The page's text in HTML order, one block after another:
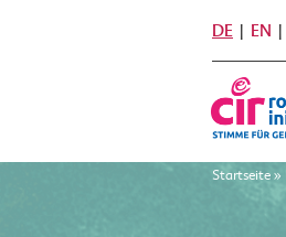
DE EN
Startseite »